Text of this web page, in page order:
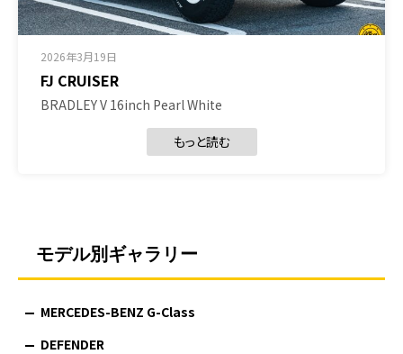
2026年3月19日
FJ CRUISER
BRADLEY V 16inch Pearl White
もっと読む
モデル別ギャラリー
MERCEDES-BENZ G-Class
DEFENDER